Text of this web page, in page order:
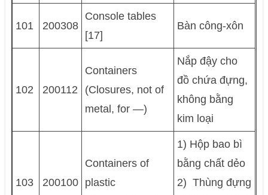
101 200308
Console tables
[17]
Bàn công-xôn
102 200112
Containers
(Closures, not of
metal, for —)
Nắp đậy cho
đồ chứa đựng,
không bằng
kim loại
103 200100
Containers of
plastic
1) Hộp bao bì
bằng chất dẻo
2) Thùng đựng